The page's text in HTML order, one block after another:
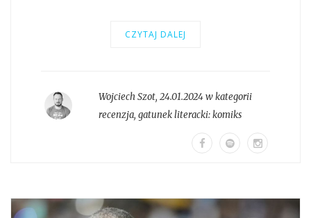
CZYTAJ DALEJ
Wojciech Szot, 24.01.2024 w kategorii
recenzja, gatunek literacki:komiks